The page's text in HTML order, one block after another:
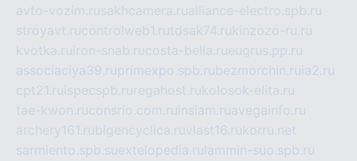
avto-vozim.rusakhcamera.rualliance-electro.spb.ru
stroyavt.rucontrolweb1.rutdsak74.rukinzozo-ru.ru
kvotka.ru iron-snab.rucosta-bella.rueugrus.pp.ru
associaciya39.ruprimexpo.spb.rubezmorchin.ru ia2.ru
cpt21.ru ispecspb.ru regahost.rukolosok-elita.ru
tae-kwon.ruconsrio.com.ru insiam.ruavegainfo.ru
archery161.rubigencyclica.ruvlast16.rukorru.net
sarmiento.spb.suextelopedia.ru lammin-suo.spb.ru